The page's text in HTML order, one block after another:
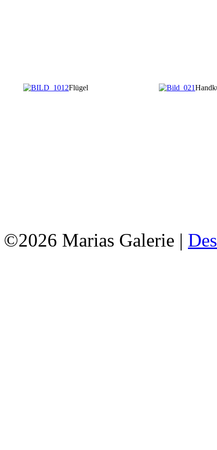
Flügel
©2026 Marias Galerie |